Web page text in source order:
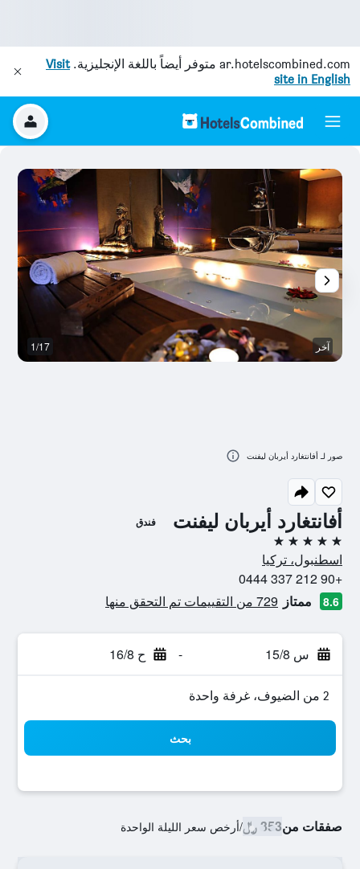
ar.hotelscombined.com متوفر أيضاً باللغة الإنجليزية.Visit
site in English
أفانتغارد أيربان ليفنت فندق
5 نجوم
اسطنبول، تركيا
+90 212 337 0444
8.6 ممتاز 729 من التقييمات تم التحقق منها
س 15/8 - ح 16/8
2 من الضيوف، غرفة واحدة
بحث
صفقات من353 ﷼ /أرخص سعر الليلة الواحدة
آخر 1/17
صور لـ أفانتغارد أيربان ليفنت